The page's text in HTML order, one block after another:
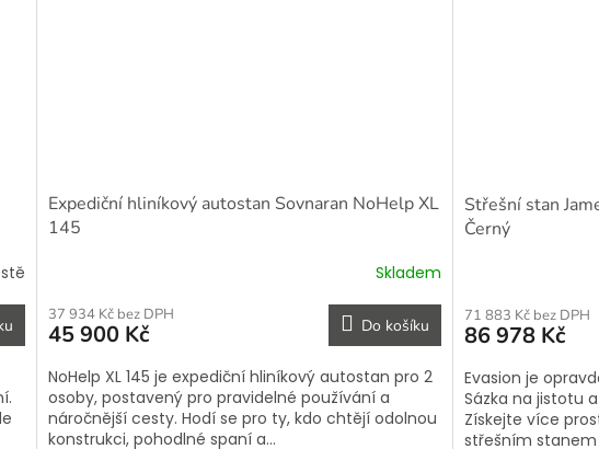
Expediční hliníkový autostan Sovnaran NoHelp XL
145
Skladem
37 934 Kč bez DPH
45 900 Kč Do košíku
NoHelp XL 145 je expediční hliníkový autostan pro 2
osoby, postavený pro pravidelné používání a
náročnější cesty. Hodí se pro ty, kdo chtějí odolnou
konstrukci, pohodlné spaní a...
Střešní stan
Černý
71 883 Kč bez DPH
86 978 Kč
Evasion je
Sázka na jistotu
Získejte více
střešním stanem